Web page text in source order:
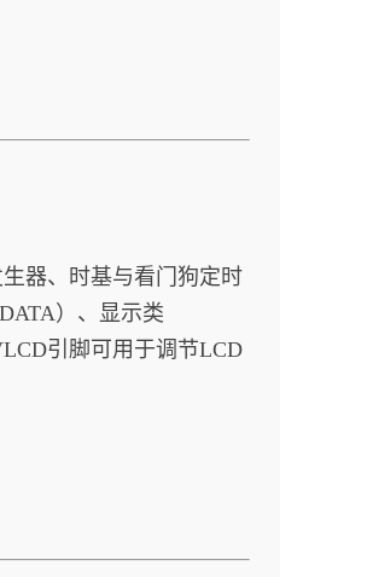
器、时基与看门狗定时
）、显示类
引脚可用于调节LCD